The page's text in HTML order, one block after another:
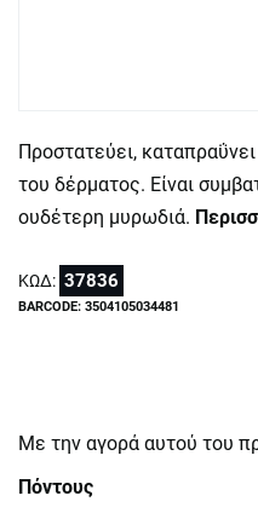
Προστατεύει,
του δέρματος. Είναι
ουδέτερη μυρωδιά.
ΚΩΔ: 37836
BARCODE: 3504105034481
Με την αγορά αυτού του
Πόντους